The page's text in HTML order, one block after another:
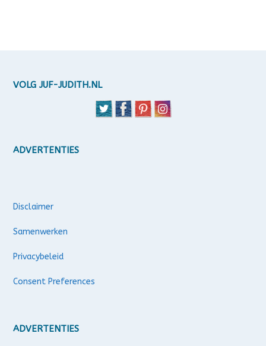
VOLG JUF-JUDITH.NL
ADVERTENTIES
Disclaimer
Samenwerken
Privacybeleid
Consent Preferences
ADVERTENTIES